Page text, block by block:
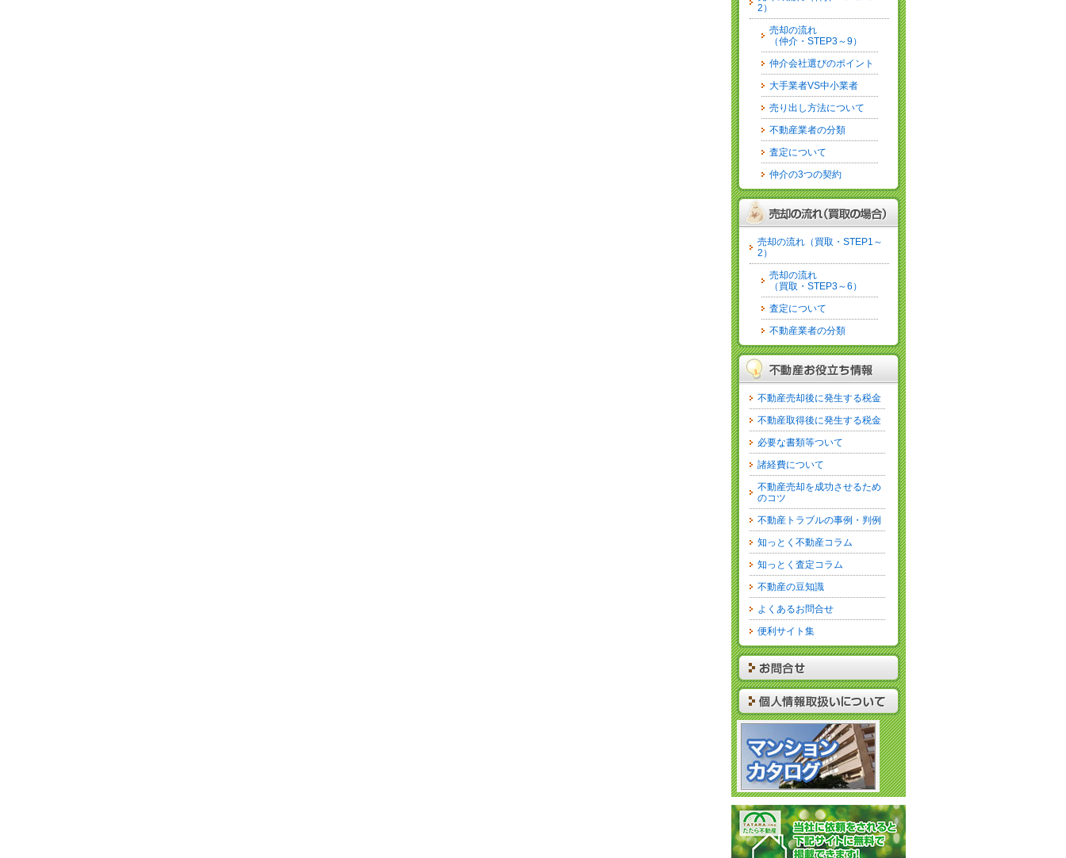
2）
売却の流れ
（仲介・STEP3～9）
仲介会社選びのポイント
大手業者VS中小業者
売り出し方法について
不動産業者の分類
査定について
仲介の3つの契約
売却の流れ（買取・STEP1～
2）
売却の流れ
（買取・STEP3～6）
査定について
不動産業者の分類
不動産売却後に発生する税金
不動産取得後に発生する税金
必要な書類等ついて
諸経費について
不動産売却を成功させるため
のコツ
不動産トラブルの事例・判例
知っとく不動産コラム
知っとく査定コラム
不動産の豆知識
よくあるお問合せ
便利サイト集